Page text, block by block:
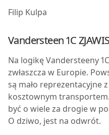
Filip Kulpa
Vandersteen 1C
Na logikę Vandersteeny
zwłaszcza w Europie.
są mało reprezentacyjne
kosztownym
być o wiele za drogie w
O dziwo, jest na odwrót.